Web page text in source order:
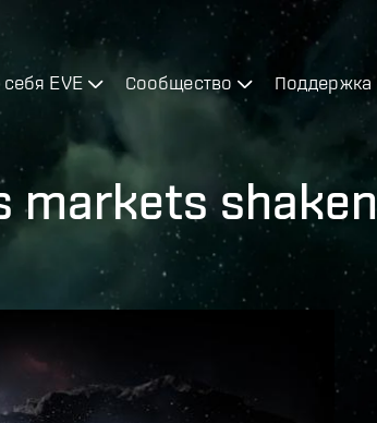
EVE Сообщество Поддержка
markets shaken